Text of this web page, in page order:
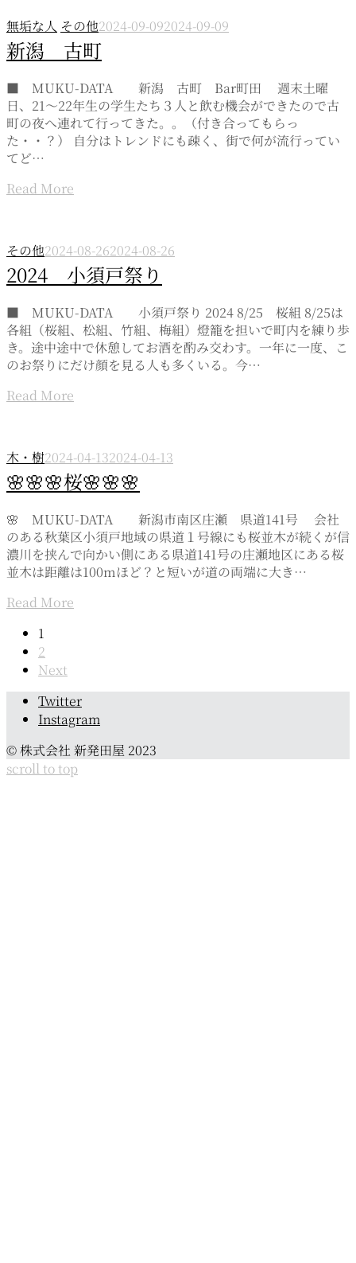
無垢な人 その他2024-09-092024-09-09
新潟 古町
■ MUKU-DATA 新潟 古町 Bar町田 週末土曜
日、21～22年生の学生たち３人と飲む機会ができたので古
町の夜へ連れて行ってきた。。（付き合ってもらっ
た・・？） 自分はトレンドにも疎く、街で何が流行ってい
てど…
Read More
その他2024-08-262024-08-26
2024 小須戸祭り
■ MUKU-DATA 小須戸祭り 2024 8/25 桜組 8/25は
各組（桜組、松組、竹組、梅組）燈籠を担いで町内を練り歩
き。途中途中で休憩してお酒を酌み交わす。一年に一度、こ
のお祭りにだけ顔を見る人も多くいる。今…
Read More
木・樹2024-04-132024-04-13
🌸🌸🌸桜🌸🌸🌸
🌸 MUKU-DATA 新潟市南区庄瀬 県道141号 会社
のある秋葉区小須戸地域の県道１号線にも桜並木が続くが信
濃川を挟んで向かい側にある県道141号の庄瀬地区にある桜
並木は距離は100mほど？と短いが道の両端に大き…
Read More
Page
navigation
1
2
Next
Twitter
Instagram
© 株式会社 新発田屋 2023
scroll to top